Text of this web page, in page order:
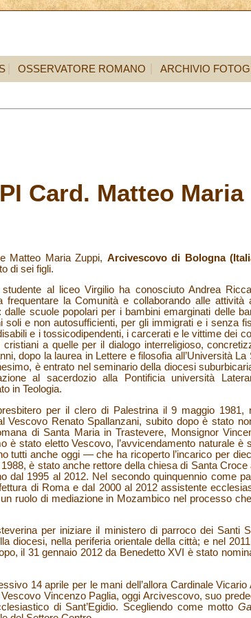
OSSERVATORE ROMANO ARCHIVIO
Card. Matteo Maria
Matteo Maria Zuppi, Arcivescovo di Bologna
di sei figli.
al liceo Virgilio ha conosciuto Andrea
frequentare la Comunità e collaborando alle
dalle scuole popolari per i bambini emarginati delle
soli e non autosufficienti, per gli immigrati e i senza
e i tossicodipendenti, i carcerati e le vittime dei
i cristiani a quelle per il dialogo interreligioso,
dopo la laurea in Lettere e filosofia all’Università
è entrato nel seminario della diocesi
al sacerdozio alla Pontificia università
in Teologia.
per il clero di Palestrina il 9 maggio 1981,
Vescovo Renato Spallanzani, subito dopo è stato
di Santa Maria in Trastevere, Monsignor
è stato eletto Vescovo, l’avvicendamento naturale
tutti anche oggi — che ha ricoperto l’incarico per
è stato anche rettore della chiesa di Santa
dal 1995 al 2012. Nel secondo quinquennio come
di Roma e dal 2000 al 2012 assistente
ruolo di mediazione in Mozambico nel processo
per iniziare il ministero di parroco dei Santi
diocesi, nella periferia orientale della città; e nel
il 31 gennaio 2012 da Benedetto XVI è stato
14 aprile per le mani dell’allora Cardinale
Vincenzo Paglia, oggi Arcivescovo, suo
di Sant’Egidio. Scegliendo come motto